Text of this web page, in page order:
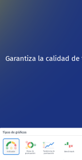
Garantiza la calidad